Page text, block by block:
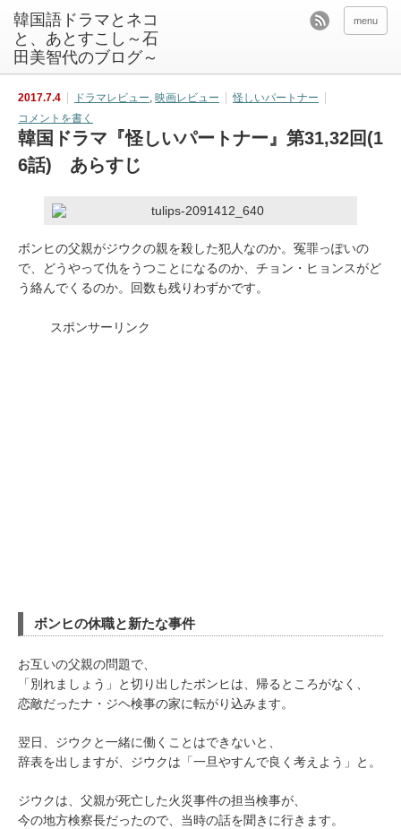
韓国語ドラマとネコ
と、あとすこし～石
田美智代のブログ～
menu
2017.7.4 ドラマレビュー, 映画レビュー
怪しいパートナー
コメントを書く
韓国ドラマ『怪しいパートナー』第31,32回(1
6話) あらすじ
ボンヒの父親がジウクの親を殺した犯人なのか。冤罪っぽいの
で、どうやって仇をうつことになるのか、チョン・ヒョンスがど
う絡んでくるのか。回数も残りわずかです。
スポンサーリンク
ボンヒの休職と新たな事件
お互いの父親の問題で、
「別れましょう」と切り出したボンヒは、帰るところがなく、
恋敵だったナ・ジヘ検事の家に転がり込みます。
翌日、ジウクと一緒に働くことはできないと、
辞表を出しますが、ジウクは「一旦やすんで良く考えよう」と。
ジウクは、父親が死亡した火災事件の担当検事が、
今の地方検察長だったので、当時の話を聞きに行きます。